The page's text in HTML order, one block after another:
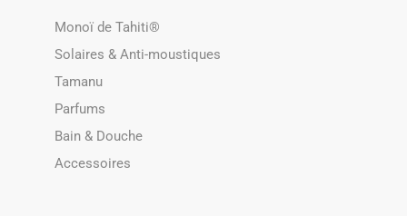
Monoï de Tahiti®
Solaires & Anti-moustiques
Tamanu
Parfums
Bain & Douche
Accessoires